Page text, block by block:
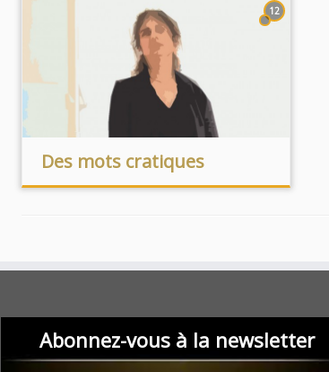
12
Des mots cratiques
Abonnez-vous à la newsletter